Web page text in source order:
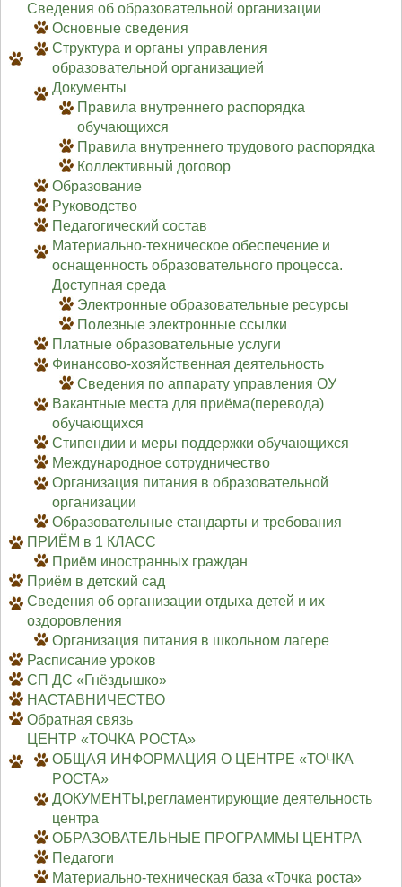
Сведения об образовательной организации
Основные сведения
Структура и органы управления
образовательной организацией
Документы
Правила внутреннего распорядка
обучающихся
Правила внутреннего трудового распорядка
Коллективный договор
Образование
Руководство
Педагогический состав
Материально-техническое обеспечение и
оснащенность образовательного процесса.
Доступная среда
Электронные образовательные ресурсы
Полезные электронные ссылки
Платные образовательные услуги
Финансово-хозяйственная деятельность
Сведения по аппарату управления ОУ
Вакантные места для приёма(перевода)
обучающихся
Стипендии и меры поддержки обучающихся
Международное сотрудничество
Организация питания в образовательной
организации
Образовательные стандарты и требования
ПРИЁМ в 1 КЛАСС
Приём иностранных граждан
Приём в детский сад
Сведения об организации отдыха детей и их
оздоровления
Организация питания в школьном лагере
Расписание уроков
СП ДС «Гнёздышко»
НАСТАВНИЧЕСТВО
Обратная связь
ЦЕНТР «ТОЧКА РОСТА»
ОБЩАЯ ИНФОРМАЦИЯ О ЦЕНТРЕ «ТОЧКА
РОСТА»
ДОКУМЕНТЫ,регламентирующие деятельность
центра
ОБРАЗОВАТЕЛЬНЫЕ ПРОГРАММЫ ЦЕНТРА
Педагоги
Материально-техническая база «Точка роста»